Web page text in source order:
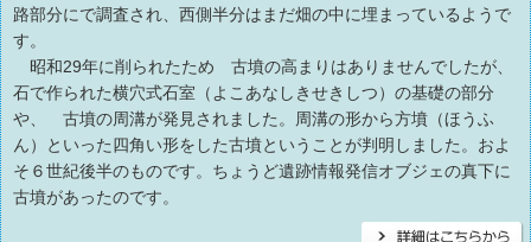
路部分にで調査され、西側半分はまだ畑の中に埋まっているようで
す。
昭和29年に削られたため 古墳の高まりはありませんでしたが、
石で作られた横穴式石室（よこあなしきせきしつ）の基礎の部分
や、 古墳の周溝が発見されました。周溝の形から方墳（ほうふ
ん）といった四角い形をした古墳ということが判明しました。およ
そ６世紀後半のものです。ちょうど遺跡情報発信オブジェの真下に
古墳があったのです。